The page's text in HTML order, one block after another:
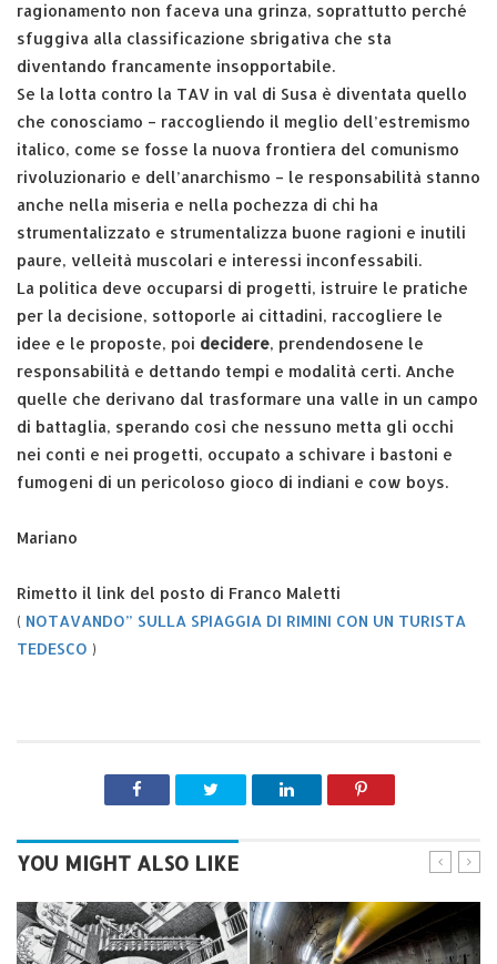
ragionamento non faceva una grinza, soprattutto perché
sfuggiva alla classificazione sbrigativa che sta
diventando francamente insopportabile.
Se la lotta contro la TAV in val di Susa è diventata quello
che conosciamo – raccogliendo il meglio dell’estremismo
italico, come se fosse la nuova frontiera del comunismo
rivoluzionario e dell’anarchismo – le responsabilità stanno
anche nella miseria e nella pochezza di chi ha
strumentalizzato e strumentalizza buone ragioni e inutili
paure, velleità muscolari e interessi inconfessabili.
La politica deve occuparsi di progetti, istruire le pratiche
per la decisione, sottoporle ai cittadini, raccogliere le
idee e le proposte, poi decidere, prendendosene le
responsabilità e dettando tempi e modalità certi. Anche
quelle che derivano dal trasformare una valle in un campo
di battaglia, sperando così che nessuno metta gli occhi
nei conti e nei progetti, occupato a schivare i bastoni e
fumogeni di un pericoloso gioco di indiani e cow boys.
Mariano
Rimetto il link del posto di Franco Maletti
( NOTAVANDO” SULLA SPIAGGIA DI RIMINI CON UN TURISTA
TEDESCO )
YOU MIGHT ALSO LIKE